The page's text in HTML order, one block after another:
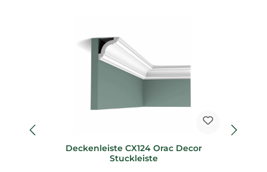
Deckenleiste CX124 Orac Decor
Stuckleiste